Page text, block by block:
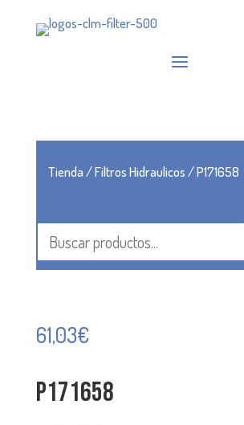
Tienda/Filtros Hidraulicos/ P171658
61,03€
P171658